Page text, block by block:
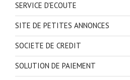
SERVICE D'ECOUTE
SITE DE PETITES ANNONCES
SOCIETE DE CREDIT
SOLUTION DE PAIEMENT